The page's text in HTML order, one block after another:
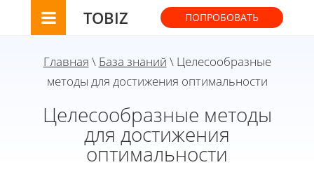
TOBIZ ПОПРОБОВАТЬ
Главная \ База знаний \ Целесообразные
методы для достижения оптимальности
Целесообразные методы
для достижения
оптимальности